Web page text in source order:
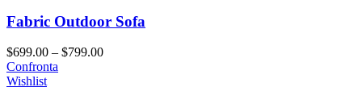
Fabric Outdoor Sofa
$699.00 – $799.00
Confronta
Wishlist